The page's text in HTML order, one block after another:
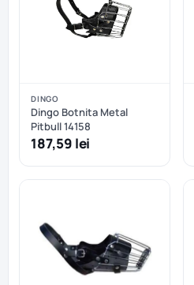
DINGO
Dingo Botnita Metal
Pitbull 14158
187,59 lei